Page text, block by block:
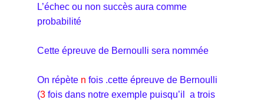
L’échec ou non succès aura comme
probabilité
Cette épreuve de Bernoulli sera nommée
On répète n fois .cette épreuve de Bernoulli
(3 fois dans notre exemple puisqu’il a trois